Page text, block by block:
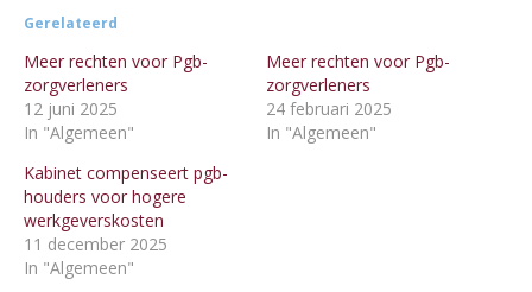
Gerelateerd
Meer rechten voor Pgb-
zorgverleners
12 juni 2025
In "Algemeen"
Meer rechten voor Pgb-
zorgverleners
24 februari 2025
In "Algemeen"
Kabinet compenseert pgb-
houders voor hogere
werkgeverskosten
11 december 2025
In "Algemeen"